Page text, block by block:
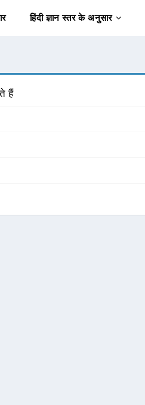
हिंदी ज्ञान स्तर के अनुसार
हैं